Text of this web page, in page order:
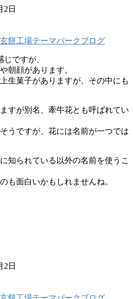
2日
餅工場テーマパークブログ
ですが、
朝顔があります。
生菓子がありますが、その中にも
すが別名、牽牛花とも呼ばれてい
うですが、花には名前が一つでは
知られている以外の名前を使うこ
も面白いかもしれませんね。
2日